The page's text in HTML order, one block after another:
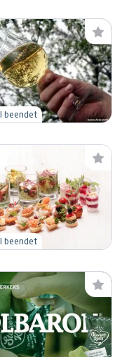
beendet
beendet